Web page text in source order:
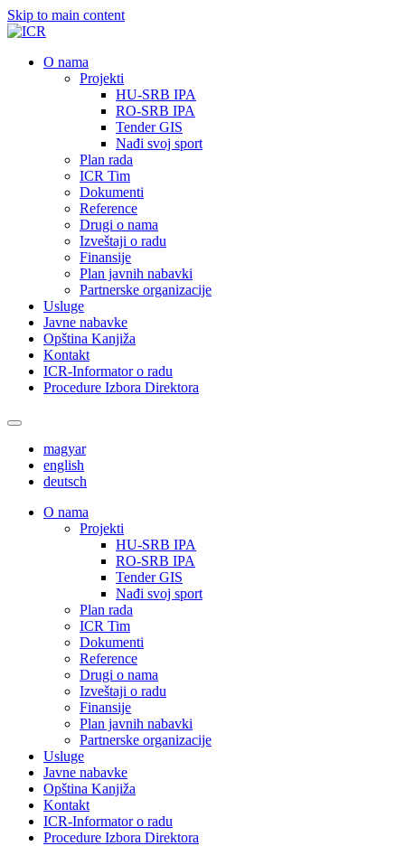
Skip to main content
О nama
Projekti
HU-SRB IPA
RO-SRB IPA
Tender GIS
Nađi svoj sport
Plan rada
ICR Tim
Dokumenti
Reference
Drugi o nama
Izveštaji o radu
Finansije
Plan javnih nabavki
Partnerske organizacije
Usluge
Javne nabavke
Opština Kanjiža
Kontakt
ICR-Informator o radu
Procedure Izbora Direktora
magyar
english
deutsch
О nama
Projekti
HU-SRB IPA
RO-SRB IPA
Tender GIS
Nađi svoj sport
Plan rada
ICR Tim
Dokumenti
Reference
Drugi o nama
Izveštaji o radu
Finansije
Plan javnih nabavki
Partnerske organizacije
Usluge
Javne nabavke
Opština Kanjiža
Kontakt
ICR-Informator o radu
Procedure Izbora Direktora